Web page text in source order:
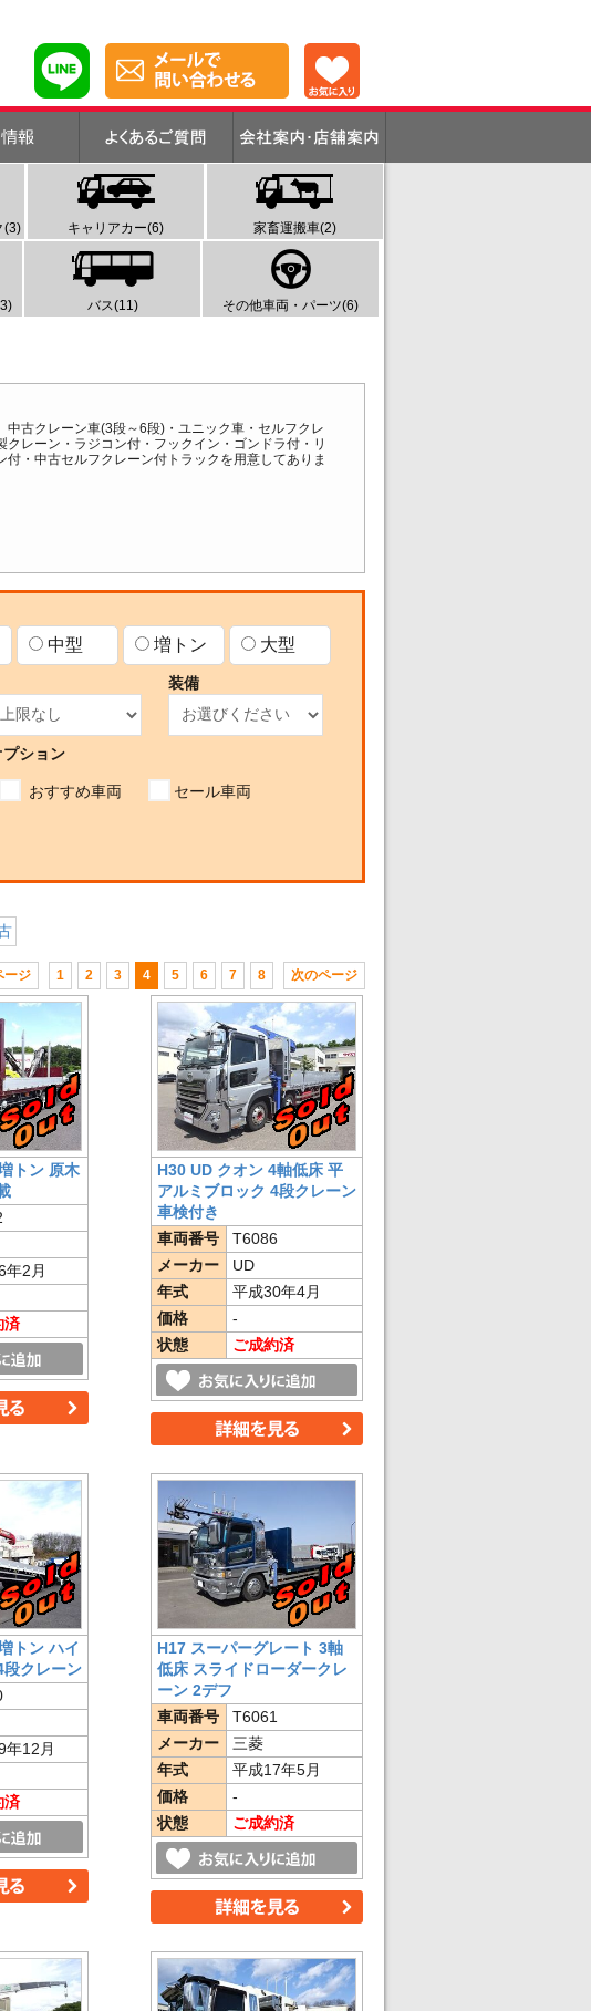
(3) キャリアカー(6) 家畜運搬車(2)
バス(11) その他車両・パーツ(6)
古クレーン車(3段～6段)・ユニック車・セルフクレ
レーン・ラジコン付・フックイン・ゴンドラ付・リ
・中古セルフクレーン付トラックを用意してありま
中型 増トン 大型
装備
プション
おすすめ車両 セール車両
ージ 1 2 3 4 5 6 7 8 次のページ
トン 原木
年2月
済
H30 UD クオン 4軸低床 平
アルミブロック 4段クレーン
車検付き
車両番号
T6086
メーカー
UD
年式
平成30年4月
価格
-
状態
ご成約済
トン ハイ
段クレーン
年12月
済
H17 スーパーグレート 3軸
低床 スライドローダークレ
ーン 2デフ
車両番号
T6061
メーカー
三菱
年式
平成17年5月
価格
-
状態
ご成約済